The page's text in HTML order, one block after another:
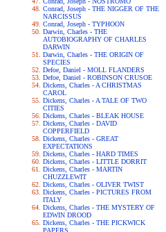
Conrad, Joseph - THE NIGGER OF THE
NARCISSUS
Conrad, Joseph - TYPHOON
Darwin, Charles - THE
AUTOBIOGRAPHY OF CHARLES
DARWIN
Darwin, Charles - THE ORIGIN OF
SPECIES
Defoe, Daniel - MOLL FLANDERS
Defoe, Daniel - ROBINSON CRUSOE
Dickens, Charles - A CHRISTMAS
CAROL
Dickens, Charles - A TALE OF TWO
CITIES
Dickens, Charles - BLEAK HOUSE
Dickens, Charles - DAVID
COPPERFIELD
Dickens, Charles - GREAT
EXPECTATIONS
Dickens, Charles - HARD TIMES
Dickens, Charles - LITTLE DORRIT
Dickens, Charles - MARTIN
CHUZZLEWIT
Dickens, Charles - OLIVER TWIST
Dickens, Charles - PICTURES FROM
ITALY
Dickens, Charles - THE MYSTERY OF
EDWIN DROOD
Dickens, Charles - THE PICKWICK
PAPERS